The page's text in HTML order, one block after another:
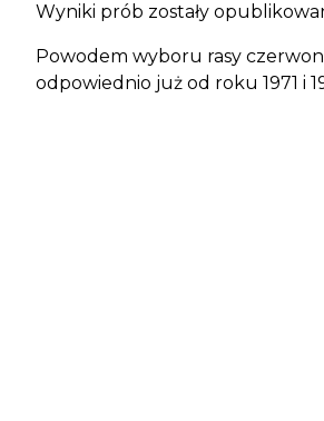
Wyniki prób zostały
Powodem wyboru rasy
odpowiednio już od roku 1971 i